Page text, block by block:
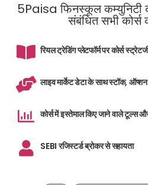
5Paisa फिनस्कूल कम्युनिटी
संबंधित सभी कोर्स
रियल ट्रेडिंग प्लेटफॉर्म पर कोर्स
लाइव मार्केट डेटा के साथ स्टॉक,
कोर्स में इस्तेमाल किए जाने वाले टूल्स
SEBI रजिस्टर्ड ब्रोकर से सहायता